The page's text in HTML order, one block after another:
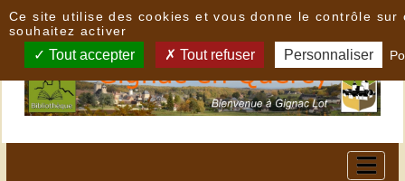
Ce site utilise des cookies et vous donne le contrôle sur
souhaitez activer
Tout accepter Tout refuser Personnaliser